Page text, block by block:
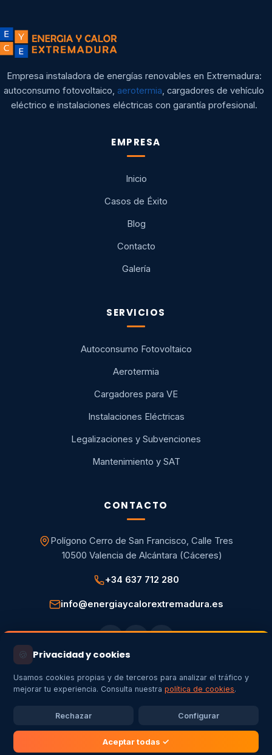
Empresa instaladora de energías renovables en Extremadura:
autoconsumo fotovoltaico,aerotermia, cargadores de vehículo
eléctrico e instalaciones eléctricas con garantía profesional.
EMPRESA
Inicio
Casos de Éxito
Blog
Contacto
Galería
SERVICIOS
Autoconsumo Fotovoltaico
Aerotermia
Cargadores para VE
Instalaciones Eléctricas
Legalizaciones y Subvenciones
Mantenimiento y SAT
CONTACTO
Polígono Cerro de San Francisco, Calle Tres
10500 Valencia de Alcántara (Cáceres)
+34 637 712 280
info@energiaycalorextremadura.es
Aviso legalPolítica de privacidad Política de cookies
derechos reservados ·
✦Creado por
🍪 Privacidad y cookies
Usamos cookies propias y de terceros para analizar el tráfico y
mejorar tu experiencia. Consulta nuestrapolítica de cookies.
Rechazar Configurar
Aceptar todas ✓